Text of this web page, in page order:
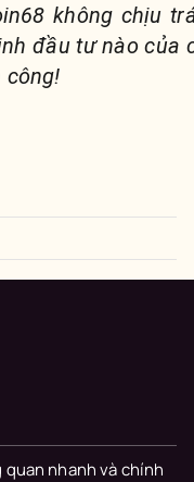
không chịu
đầu tư nào của
công!
nhanh và chính